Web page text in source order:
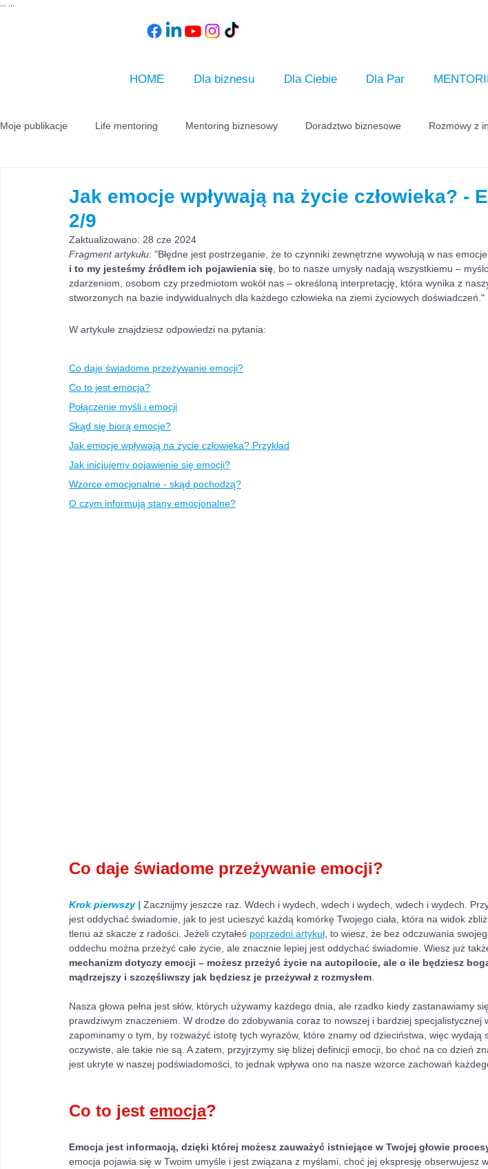
HOME Dla biznesu Dla Ciebie Dla Par
Moje publikacje Life mentoring Mentoring biznesowy Doradztwo biznesowe Rozmowy z
Jak emocje wpływają na życie człowieka? -
2/9
Zaktualizowano: 28 cze 2024
Fragment artykułu: "Błędne jest postrzeganie, że to czynniki zewnętrzne wywołują w nas emocje.
i to my jesteśmy źródłem ich pojawienia się , bo to nasze umysły nadają wszystkiemu –
zdarzeniom, osobom czy przedmiotom wokół nas – określoną interpretację, która wynika z
stworzonych na bazie indywidualnych dla każdego człowieka na ziemi życiowych doświadczeń."
W artykule znajdziesz odpowiedzi na pytania:
Co daje świadome przeżywanie emocji?
Co to jest emocja?
Połączenie myśli i emocji
Skąd się biorą emocje?
Jak emocje wpływają na życie człowieka? Przykład
Jak inicjujemy pojawienie się emocji?
Wzorce emocjonalne - skąd pochodzą?
O czym informują stany emocjonalne?
Co daje świadome przeżywanie emocji?
Krok pierwszy | Zacznijmy jeszcze raz. Wdech i wydech, wdech i wydech, wdech i wydech.
jest oddychać świadomie, jak to jest ucieszyć każdą komórkę Twojego ciała, która na widok
tlenu aż skacze z radości. Jeżeli czytałeś poprzedni artykuł, to wiesz, że bez odczuwania
oddechu można przeżyć całe życie, ale znacznie lepiej jest oddychać świadomie. Wiesz już
mechanizm dotyczy emocji – możesz przeżyć życie na autopilocie, ale o ile będziesz
mądrzejszy i szczęśliwszy jak będziesz je przeżywał z rozmysłem.
Nasza głowa pełna jest słów, których używamy każdego dnia, ale rzadko kiedy zastanawiamy
prawdziwym znaczeniem. W drodze do zdobywania coraz to nowszej i bardziej specjalistycznej
zapominamy o tym, by rozważyć istotę tych wyrazów, które znamy od dzieciństwa, więc wydają
oczywiste, ale takie nie są. A zatem, przyjrzymy się bliżej definicji emocji, bo choć na co dzień
jest ukryte w naszej podświadomości, to jednak wpływa ono na nasze wzorce zachowań
Co to jest emocja?
Emocja jest informacją, dzięki której możesz zauważyć istniejące w Twojej głowie
emocja pojawia się w Twoim umyśle i jest związana z myślami, choć jej ekspresję obserwujesz